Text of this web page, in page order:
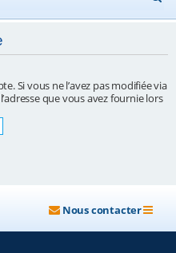
e
e
Si vous ne l’avez pas modifiée via
que vous avez fournie lors
Nous contacter